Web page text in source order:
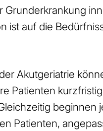
Grunderkrankung
ist auf die
Akutgeriatrie
Patienten
beginnen
Patienten,